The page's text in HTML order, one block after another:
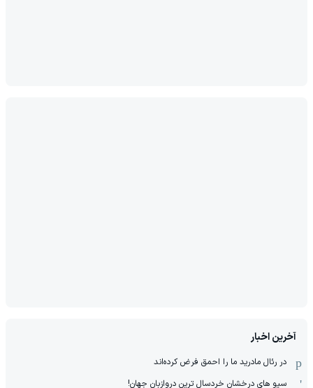
آخرین اخبار
در رئال مادرید ما را احمق فرض کرده‌اند
سیو های درخشان خردسال ترین دروازبان جهان!